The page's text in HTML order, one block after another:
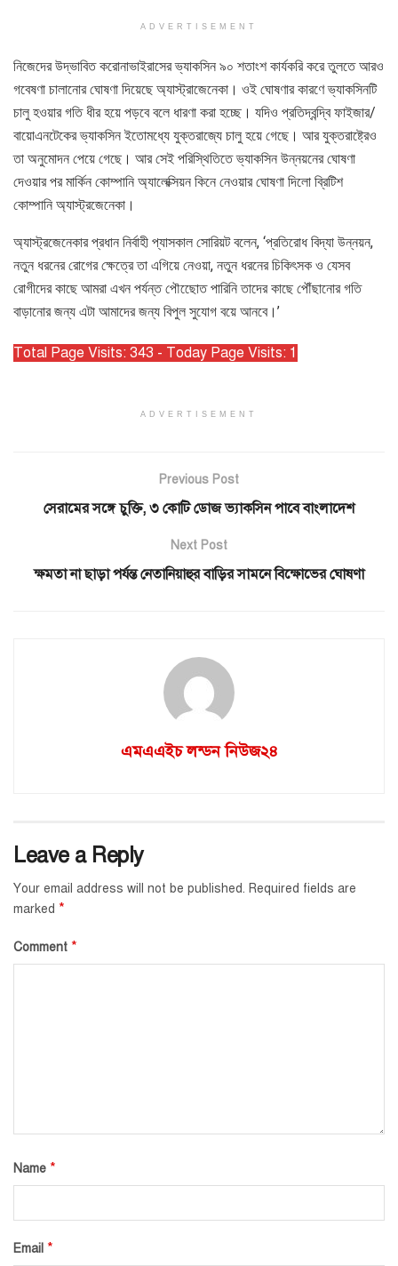
ADVERTISEMENT
নিজেদের উদ্ভাবিত করোনাভাইরাসের ভ্যাকসিন ৯০ শতাংশ কার্যকরি করে তুলতে আরও
গবেষণা চালানোর ঘোষণা দিয়েছে অ্যাস্ট্রাজেনেকা। ওই ঘোষণার কারণে ভ্যাকসিনটি
চালু হওয়ার গতি ধীর হয়ে পড়বে বলে ধারণা করা হচ্ছে। যদিও প্রতিদ্বন্দ্বি ফাইজার/
বায়োএনটেকের ভ্যাকসিন ইতোমধ্যে যুক্তরাজ্যে চালু হয়ে গেছে। আর যুক্তরাষ্ট্রেও
তা অনুমোদন পেয়ে গেছে। আর সেই পরিস্থিতিতে ভ্যাকসিন উন্নয়নের ঘোষণা
দেওয়ার পর মার্কিন কোম্পানি অ্যালেক্সিয়ন কিনে নেওয়ার ঘোষণা দিলো ব্রিটিশ
কোম্পানি অ্যাস্ট্রজেনেকা।
অ্যাস্ট্রজেনেকার প্রধান নির্বাহী প্যাসকাল সোরিয়ট বলেন, ‘প্রতিরোধ বিদ্যা উন্নয়ন,
নতুন ধরনের রোগের ক্ষেত্রে তা এগিয়ে নেওয়া, নতুন ধরনের চিকিৎসক ও যেসব
রোগীদের কাছে আমরা এখন পর্যন্ত পৌছেোত পারিনি তাদের কাছে পৌঁছানোর গতি
বাড়ানোর জন্য এটা আমাদের জন্য বিপুল সুযোগ বয়ে আনবে।’
Total Page Visits: 343 - Today Page Visits: 1
ADVERTISEMENT
Previous Post
সেরামের সঙ্গে চুক্তি, ৩ কোটি ডোজ ভ্যাকসিন পাবে বাংলাদেশ
Next Post
ক্ষমতা না ছাড়া পর্যন্ত নেতানিয়াহুর বাড়ির সামনে বিক্ষোভের ঘোষণা
এমএএইচ লন্ডন নিউজ২৪
Leave a Reply
Your email address will not be published. Required fields are
marked *
Comment *
Name *
Email *